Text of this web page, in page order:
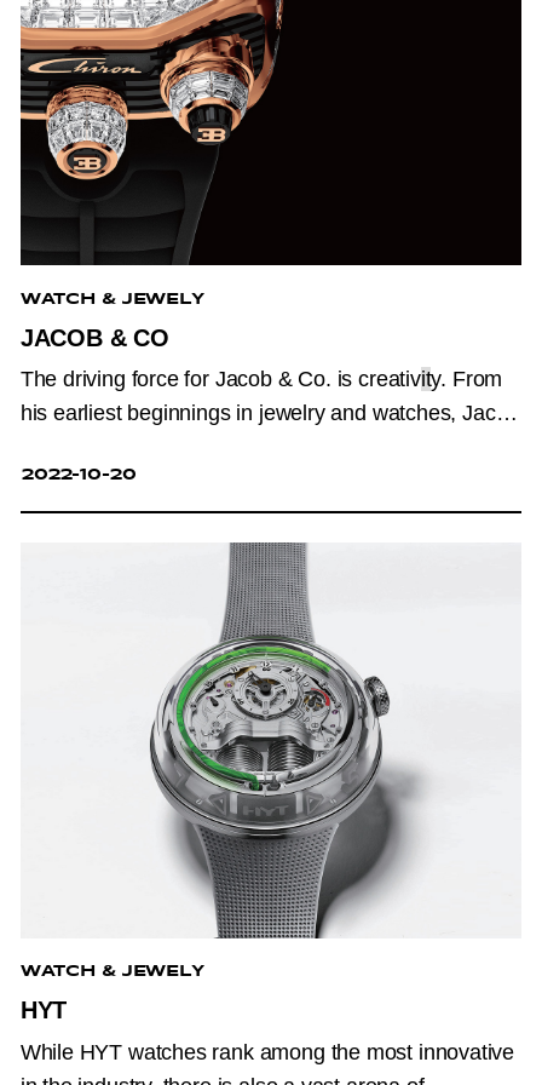
WATCH & JEWELY
JACOB & CO
The driving force for Jacob & Co. is creativity. From
his earliest beginnings in jewelry and watches, Jacob
products. The breadth of Jacob & Co.'s offering
shows the brand's insatiable need to produce
that the world has never seen
2022-10-20
WATCH & JEWELY
HYT
While HYT watches rank among the most innovative